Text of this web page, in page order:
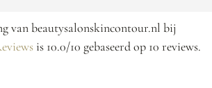
van beautysalonskincontour.nl bij
is 10.0/10 gebaseerd op 10 reviews.